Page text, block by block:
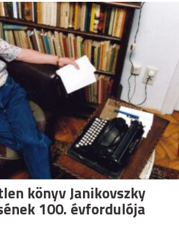
könyv Janikovszky
100. évfordulója